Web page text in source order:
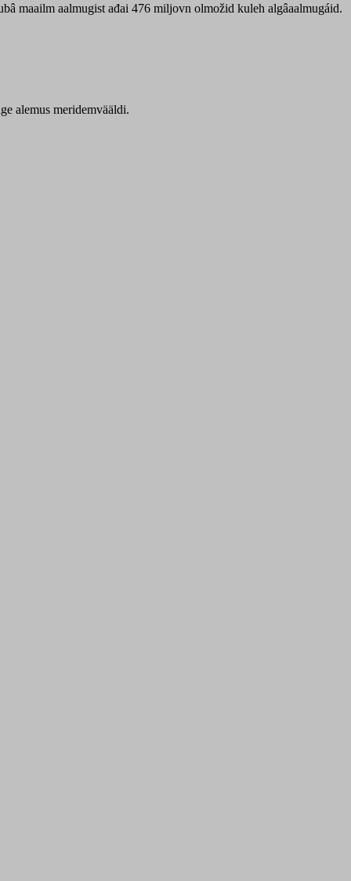
maailm aalmugist ađai 476 miljovn olmožid kuleh algâaalmugáid.
alemus meridemvääldi.